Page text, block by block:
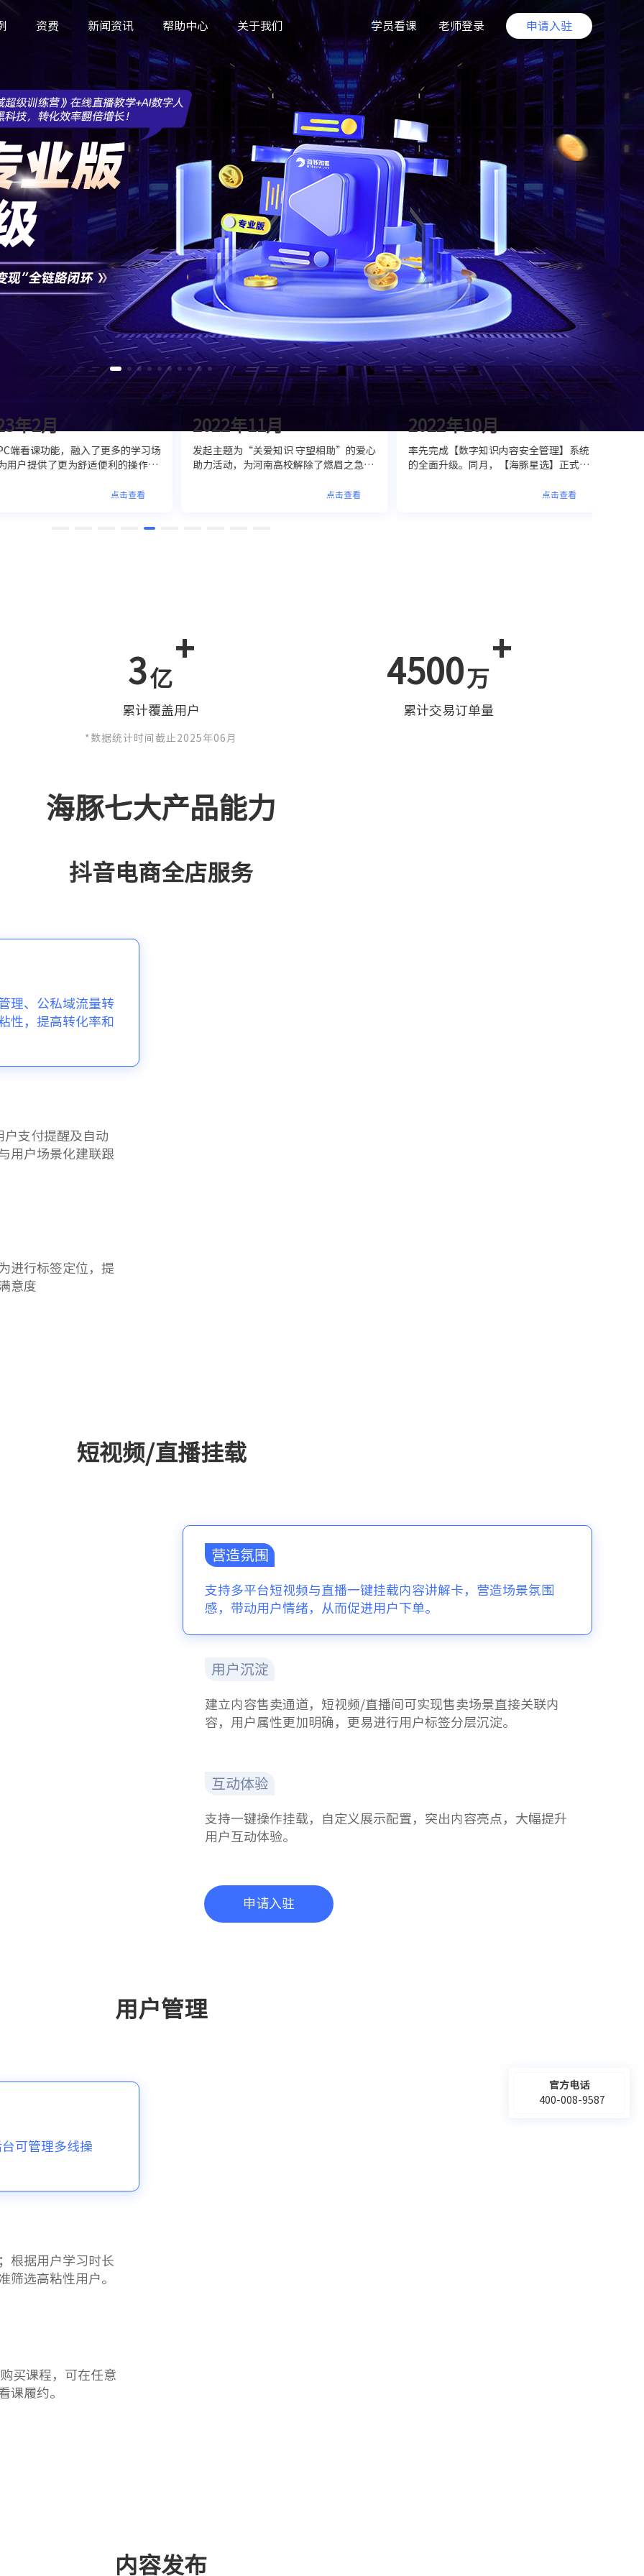
资费 新闻资讯 帮助中心 关于我们 学员看课 老师登录 申请入驻
2月
看课功能，融入了更多的学习场
户提供了更为舒适便利的操作体
点击查看
2022年11月
发起主题为“关爱知识 守望相助”的爱心
助力活动，为河南高校解除了燃眉之急，
点击查看
2022年10月
率先完成【数字知识内容安全管理】系统
的全面升级。同月，【海豚星选】正式上
点击查看
3亿
+
累计覆盖用户
4500万
+
累计交易订单量
*数据统计时间截止2025年06月
海豚七大产品能力
抖音电商全店服务
理、公私域流量转
性，提高转化率和
支付提醒及自动
用户场景化建联跟
进行标签定位，提
意度
短视频/直播挂载
营造氛围
支持多平台短视频与直播一键挂载内容讲解卡，营造场景氛围
感，带动用户情绪，从而促进用户下单。
用户沉淀
建立内容售卖通道，短视频/直播间可实现售卖场景直接关联内
容，用户属性更加明确，更易进行用户标签分层沉淀。
互动体验
支持一键操作挂载，自定义展示配置，突出内容亮点，大幅提升
用户互动体验。
申请入驻
用户管理
可管理多线操
根据用户学习时长
筛选高粘性用户。
买课程，可在任意
课履约。
内容发布
官方电话
400-008-9587